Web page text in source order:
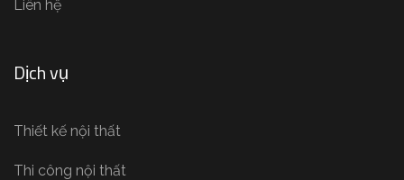
Liên hệ
Dịch vụ
Thiết kế nội thất
Thi công nội thất